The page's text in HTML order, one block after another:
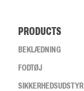
PRODUCTS
BEKLÆDNING
FODTØJ
SIKKERHEDSUDSTYR